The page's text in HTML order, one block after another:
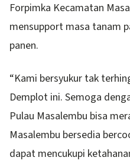
Forpimka Kecamatan
mensupport masa tanam
panen.
“Kami bersyukur tak
Demplot ini. Semoga
Pulau Masalembu bisa
Masalembu bersedia
dapat mencukupi